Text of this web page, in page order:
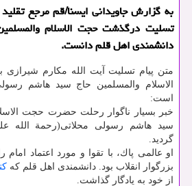
به گزارش جاویدانی ایسنا/قم مرجع
تسلیت درگذشت حجت الاسلام
دانشمندی اهل قلم دانست.
متن پیام تسلیت آیت الله مكارم
الاسلام والمسلمین حاج سید هاشم
است:
خبر بسیار ناگوار رحلت حضرت حجت
سید هاشم رسولی محلاتی(رحمة الله
گردید.
او عالمی پاك، با تقوا و مورد اعتماد
بزرگوار انقلاب بود. دانشمندی اهل قلم كه
از خود به یادگار گذاشت.